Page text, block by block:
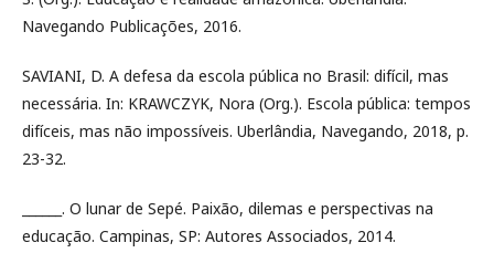
Navegando Publicações, 2016.
SAVIANI, D. A defesa da escola pública no Brasil: difícil, mas
necessária. In: KRAWCZYK, Nora (Org.). Escola pública: tempos
difíceis, mas não impossíveis. Uberlândia, Navegando, 2018, p.
23-32.
______. O lunar de Sepé. Paixão, dilemas e perspectivas na
educação. Campinas, SP: Autores Associados, 2014.